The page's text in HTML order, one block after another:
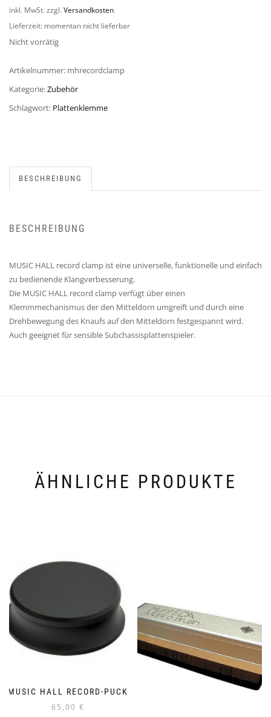
inkl. MwSt. zzgl. Versandkosten
Lieferzeit: momentan nicht lieferbar
Nicht vorrätig
Artikelnummer: mhrecordclamp
Kategorie:Zubehör
Schlagwort: Plattenklemme
BESCHREIBUNG
BESCHREIBUNG
MUSIC HALL record clamp ist eine universelle, funktionelle und einfach
zu bedienende Klangverbesserung.
Die MUSIC HALL record clamp verfügt über einen
Klemmmechanismus der den Mitteldorn umgreift und durch eine
Drehbewegung des Knaufs auf den Mitteldorn festgespannt wird.
Auch geeignet für sensible Subchassisplattenspieler.
ÄHNLICHE PRODUKTE
MUSIC HALL RECORD-PUCK
65,00 €